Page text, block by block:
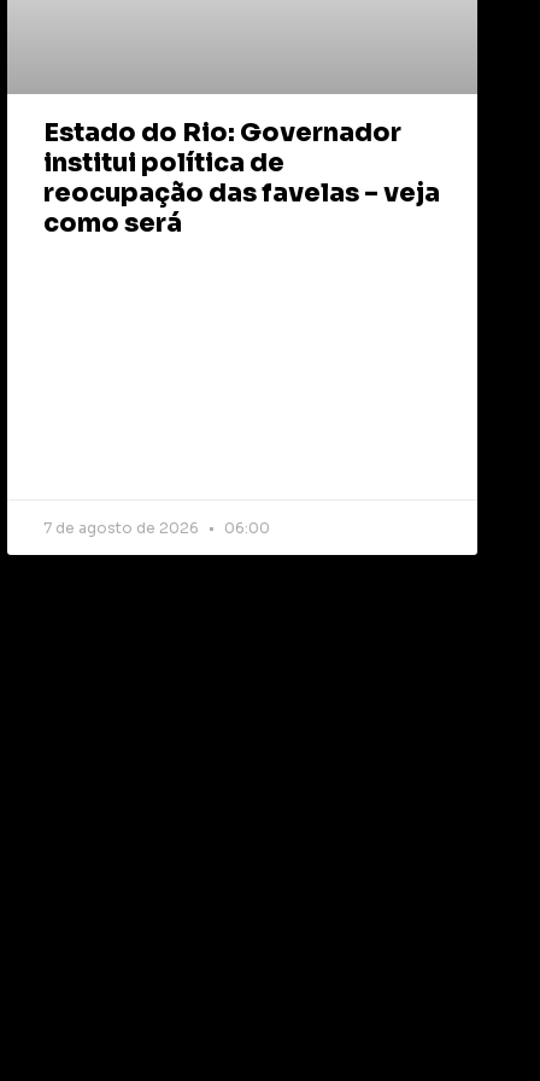
Estado do Rio: Governador
institui política de
reocupação das favelas – veja
como será
7 de agosto de 2026 06:00